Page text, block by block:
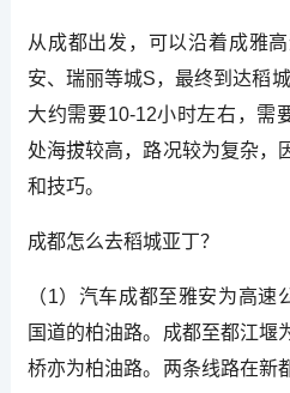
从成都出发，可以沿着成雅
安、瑞丽等城S，最终到达稻
大约需要10-12小时左右，需
处海拔较高，路况较为复杂，
和技巧。
成都怎么去稻城亚丁？
（1）汽车成都至雅安为高
国道的柏油路。成都至都江堰
桥亦为柏油路。两条线路在新